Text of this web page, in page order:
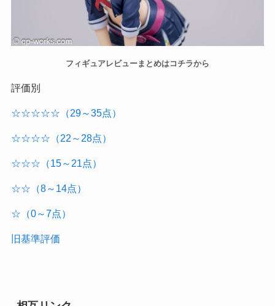
フィギュアレビューまとめはコチラから
評価別
☆☆☆☆☆（29～35点）
☆☆☆☆（22～28点）
☆☆☆（15～21点）
☆☆（8～14点）
☆（0～7点）
旧基準評価